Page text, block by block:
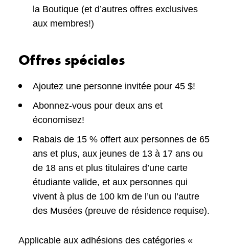
la Boutique (et d’autres offres exclusives
aux membres!)
Offres spéciales
Ajoutez une personne invitée pour 45 $!
Abonnez‑vous pour deux ans et
économisez!
Rabais de 15 % offert aux personnes de 65
ans et plus, aux jeunes de 13 à 17 ans ou
de 18 ans et plus titulaires d’une carte
étudiante valide, et aux personnes qui
vivent à plus de 100 km de l’un ou l’autre
des Musées (preuve de résidence requise).
Applicable aux adhésions des catégories «